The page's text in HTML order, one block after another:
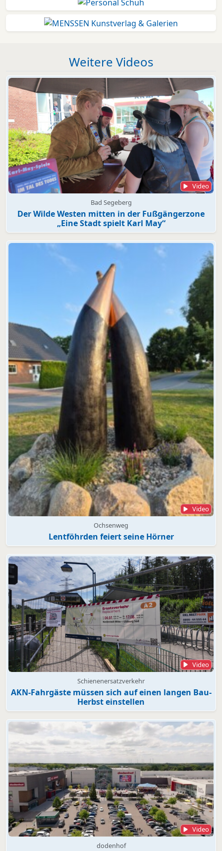
Weitere Videos
Video
Bad Segeberg
Der Wilde Westen mitten in der Fußgängerzone
„Eine Stadt spielt Karl May“
Video
Ochsenweg
Lentföhrden feiert seine Hörner
Video
Schienenersatzverkehr
AKN-Fahrgäste müssen sich auf einen langen Bau-
Herbst einstellen
Video
dodenhof